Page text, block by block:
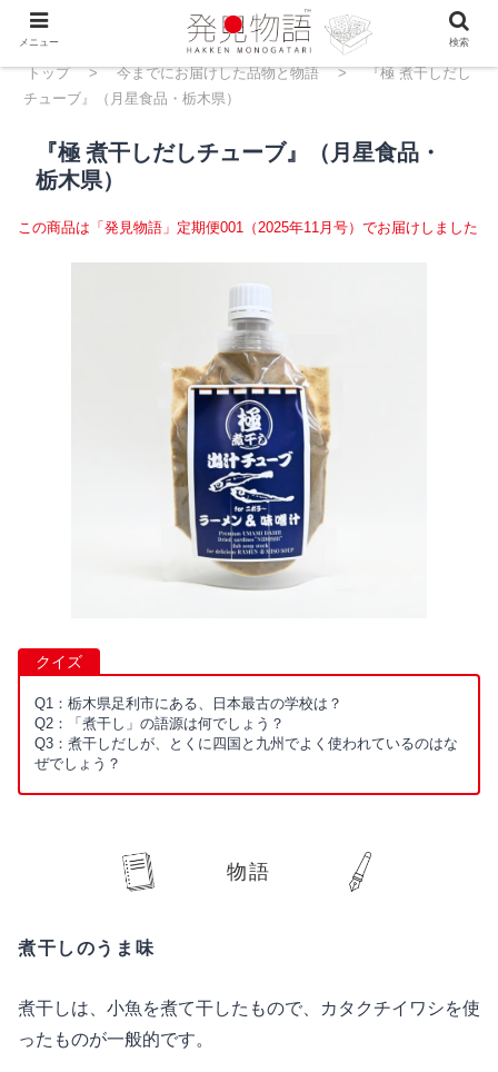
トップ > 今までにお届けした品物と物語 >
『極 煮干しだし
チューブ』（月星食品・栃木県）
『極 煮干しだしチューブ』（月星食品・
栃木県）
この商品は「発見物語」定期便001（2025年11月号）でお届けしました
クイズ
Q1：栃木県足利市にある、日本最古の学校は？
Q2：「煮干し」の語源は何でしょう？
Q3：煮干しだしが、とくに四国と九州でよく使われているのはな
ぜでしょう？
物語
煮干しのうま味
煮干しは、小魚を煮て干したもので、カタクチイワシを使
ったものが一般的です。
メニュー 検索